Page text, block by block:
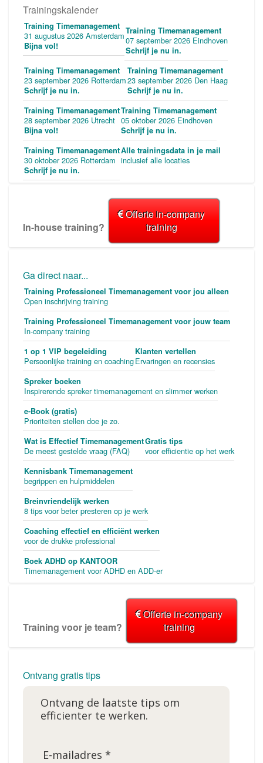
Trainingskalender
Training Timemanagement
31 augustus 2026 Amsterdam
Bijna vol!
Training Timemanagement
07 september 2026 Eindhoven
Schrijf je nu in.
Training Timemanagement
23 september 2026 Rotterdam
Schrijf je nu in.
Training Timemanagement
23 september 2026 Den Haag
Schrijf je nu in.
Training Timemanagement
28 september 2026 Utrecht
Bijna vol!
Training Timemanagement
05 oktober 2026 Eindhoven
Schrijf je nu in.
Training Timemanagement
30 oktober 2026 Rotterdam
Schrijf je nu in.
Alle trainingsdata in je mail
inclusief alle locaties
In-house training?
Offerte in-company
training
Ga direct naar...
Training Professioneel Timemanagement voor jou alleen
Open inschrijving training
Training Professioneel Timemanagement voor jouw team
In-company training
1 op 1 VIP begeleiding
Persoonlijke training en coaching
Klanten vertellen
Ervaringen en recensies
Spreker boeken
Inspirerende spreker timemanagement en slimmer werken
e-Book (gratis)
Prioriteiten stellen doe je zo.
Wat is Effectief Timemanagement
De meest gestelde vraag (FAQ)
Gratis tips
voor efficientie op het werk
Kennisbank Timemanagement
begrippen en hulpmiddelen
Breinvriendelijk werken
8 tips voor beter presteren op je werk
Coaching effectief en efficiënt werken
voor de drukke professional
Boek ADHD op KANTOOR
Timemanagement voor ADHD en ADD-er
Training voor je team?
Offerte in-company
training
Ontvang gratis tips
Ontvang de laatste tips om
efficienter te werken.
E-mailadres *